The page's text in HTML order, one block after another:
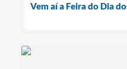
Vem aí a Feira do Dia